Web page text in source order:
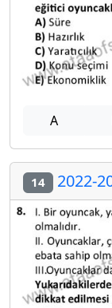
A
14 2022-